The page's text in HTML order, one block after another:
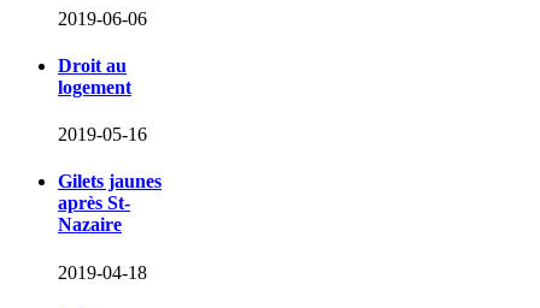
2019-06-06
Droit au
logement
2019-05-16
Gilets jaunes
après St-
Nazaire
2019-04-18